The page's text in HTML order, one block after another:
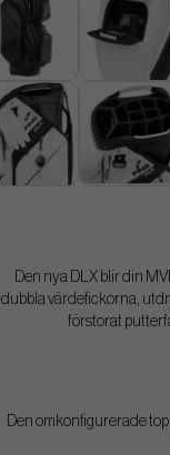
Den nya DLX blir din
dubbla värdefickorna,
förstorat
Den omkonfigurerade